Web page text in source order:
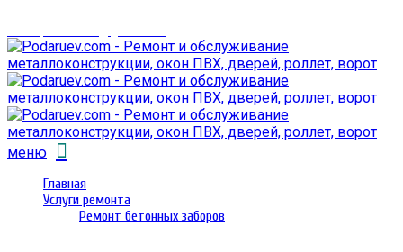
меню
Главная
Услуги ремонта
Ремонт бетонных заборов